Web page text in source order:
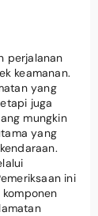
perjalanan
keamanan.
yang
juga
mungkin
yang
ini